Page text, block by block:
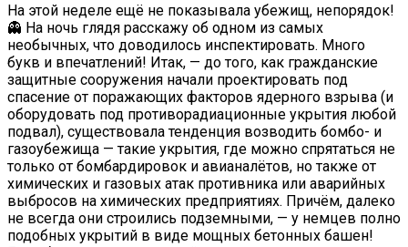
На этой неделе ещё не показывала убежищ, непорядок!
👻 На ночь глядя расскажу об одном из самых
необычных, что доводилось инспектировать. Много
букв и впечатлений! Итак, — до того, как гражданские
защитные сооружения начали проектировать под
спасение от поражающих факторов ядерного взрыва (и
оборудовать под противорадиационные укрытия любой
подвал), существовала тенденция возводить бомбо- и
газоубежища — такие укрытия, где можно спрятаться не
только от бомбардировок и авианалётов, но также от
химических и газовых атак противника или аварийных
выбросов на химических предприятиях. Причём, далеко
не всегда они строились подземными, — у немцев полно
подобных укрытий в виде мощных бетонных башен!